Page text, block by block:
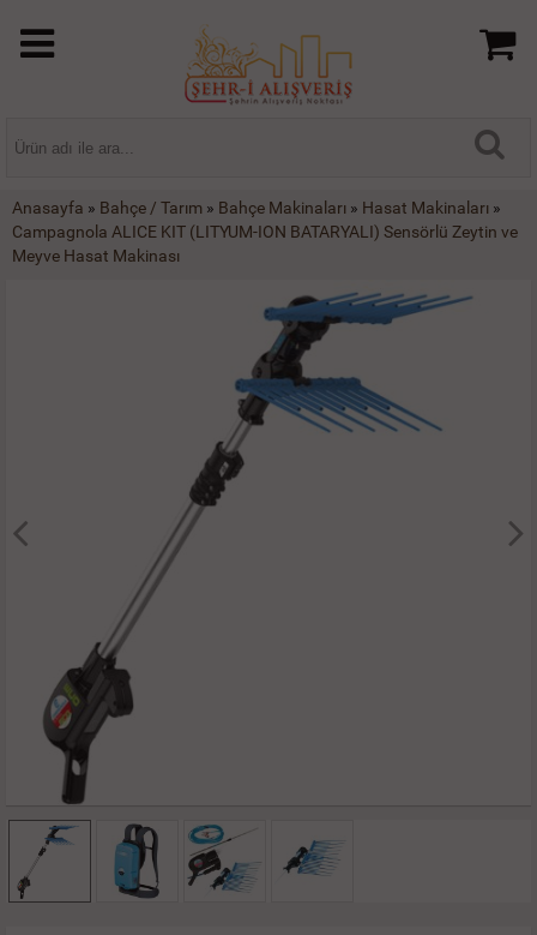
Anasayfa » Bahçe / Tarım » Bahçe Makinaları » Hasat Makinaları »
Campagnola ALICE KIT (LITYUM-ION BATARYALI) Sensörlü Zeytin ve
Meyve Hasat Makinası